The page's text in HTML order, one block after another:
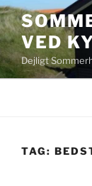
Videre
til
indholdVED
Dejligt
TAG: